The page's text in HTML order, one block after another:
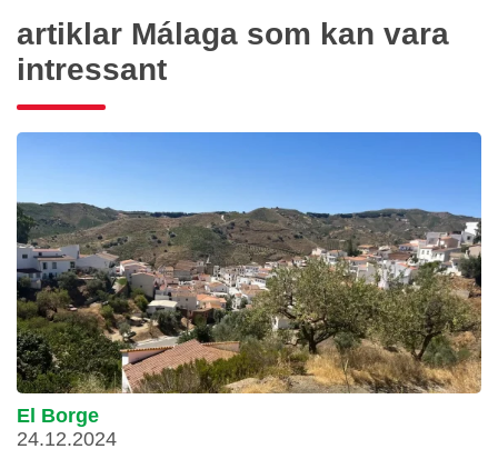
artiklar Málaga som kan vara
intressant
El Borge
24.12.2024